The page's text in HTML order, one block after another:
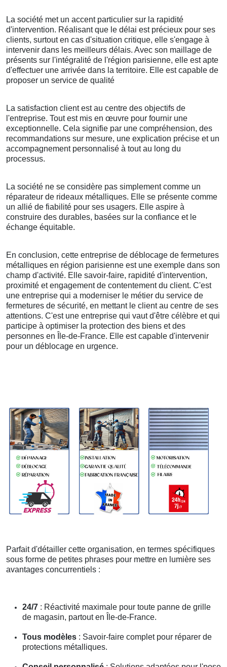
La société met un accent particulier sur la rapidité
d'intervention. Réalisant que le délai est précieux pour ses
clients, surtout en cas d'situation critique, elle s'engage à
intervenir dans les meilleurs délais. Avec son maillage de
présents sur l'intégralité de l'région parisienne, elle est apte
d'effectuer une arrivée dans la territoire. Elle est capable de
proposer un service de qualité
La satisfaction client est au centre des objectifs de
l'entreprise. Tout est mis en œuvre pour fournir une
exceptionnelle. Cela signifie par une compréhension, des
recommandations sur mesure, une explication précise et un
accompagnement personnalisé à tout au long du
processus.
La société ne se considère pas simplement comme un
réparateur de rideaux métalliques. Elle se présente comme
un allié de fiabilité pour ses usagers. Elle aspire à
construire des durables, basées sur la confiance et le
échange équitable.
En conclusion, cette entreprise de déblocage de fermetures
métalliques en région parisienne est une exemple dans son
champ d'activité. Elle savoir-faire, rapidité d'intervention,
proximité et engagement de contentement du client. C'est
une entreprise qui a moderniser le métier du service de
fermetures de sécurité, en mettant le client au centre de ses
attentions. C'est une entreprise qui vaut d'être célèbre et qui
participe à optimiser la protection des biens et des
personnes en Île-de-France. Elle est capable d'intervenir
pour un déblocage en urgence.
Parfait d'détailler cette organisation, en termes spécifiques
sous forme de petites phrases pour mettre en lumière ses
avantages concurrentiels :
24/7 : Réactivité maximale pour toute panne de grille
de magasin, partout en Île-de-France.
Tous modèles : Savoir-faire complet pour réparer de
protections métalliques.